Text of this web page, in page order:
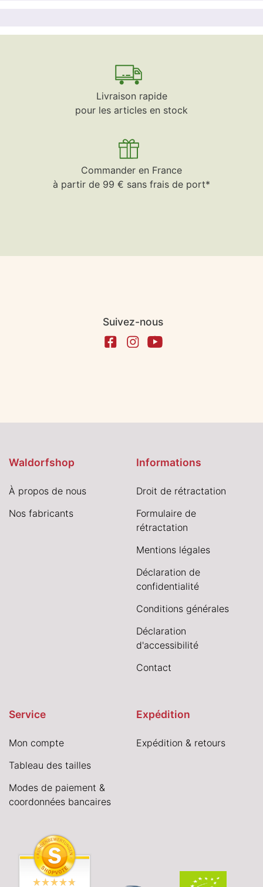
Livraison rapide
pour les articles en stock
Commander en France
à partir de 99 € sans frais de port*
Suivez-nous
Waldorfshop
À propos de nous
Nos fabricants
Informations
Droit de rétractation
Formulaire de
rétractation
Mentions légales
Déclaration de
confidentialité
Conditions générales
Déclaration
d'accessibilité
Contact
Service
Mon compte
Tableau des tailles
Modes de paiement &
coordonnées bancaires
Expédition
Expédition & retours